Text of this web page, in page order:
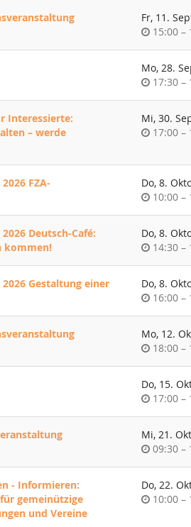
Fr, 11.
Uhrzeit
15:00 –
Mo, 28.
Uhrzeit
17:30 –
Interessierte:
– werde
Mi, 30.
Uhrzeit
17:00 –
FZA-
Do, 8.
Uhrzeit
10:00 –
Deutsch-Café:
kommen!
Do, 8.
Uhrzeit
14:30 –
Gestaltung einer
Do, 8.
Uhrzeit
16:00 –
Mo, 12.
Uhrzeit
18:00 –
Do, 15.
Uhrzeit
17:00 –
Mi, 21.
Uhrzeit
09:30 –
- Informieren:
gemeinützige
und Vereine
Do, 22.
Uhrzeit
10:00 –